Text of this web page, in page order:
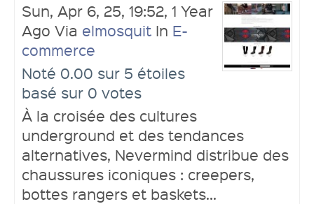
Sun, Apr 6, 25, 19:52, 1 Year
Ago Via elmosquit In E-
commerce
Noté 0.00 sur 5 étoiles
basé sur 0 votes
À la croisée des cultures
underground et des tendances
alternatives, Nevermind distribue des
chaussures iconiques : creepers,
bottes rangers et baskets...